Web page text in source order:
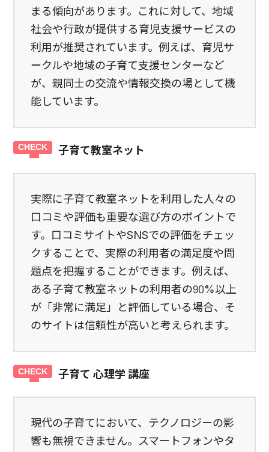
まる傾向があります。これに対して、地域
社会や行政が提供する育児支援サービスの
利用が推奨されています。例えば、育児サ
ークルや地域の子育て支援センターなど
が、親同士の交流や情報交換の場として機
能しています。
子育て教室ネット
実際に子育て教室ネットを利用した人々の
口コミや評価も重要な選び方のポイントで
す。口コミサイトやSNSでの評価をチェッ
クすることで、実際の利用者の満足度や問
題点を把握することができます。例えば、
ある子育て教室ネットの利用者の90%以上
が「非常に満足」と評価している場合、そ
のサイトは信頼性が高いと考えられます。
子育て 心理学 講座
現代の子育てにおいて、テクノロジーの影
響も無視できません。スマートフォンやタ